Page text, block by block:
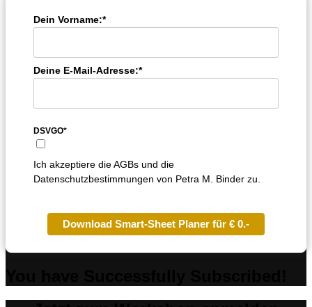
Dein Vorname:*
Deine E-Mail-Adresse:*
DSVGO*
Ich akzeptiere die AGBs und die
Datenschutzbestimmungen von Petra M. Binder zu.
Download Smart-Sheet Planer für € 0.-